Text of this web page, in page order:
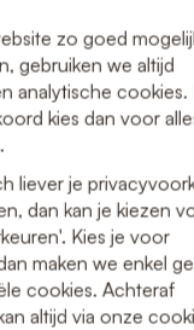
en
zo goed
gebruiken we altijd
analytische cookies.
kies dan voor
liever je
dan kan je kiezen
Kies je voor
maken we enkel
cookies. Achteraf
altijd via onze